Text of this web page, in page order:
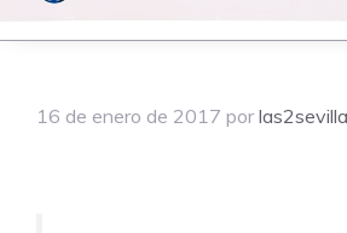
16 de enero de 2017 por